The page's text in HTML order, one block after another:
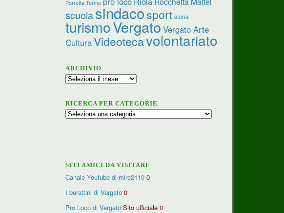
Porretta Terme
scuolasindacosport storia
turismoVergato Vergato Arte
CulturaVideotecavolontariato
ARCHIVIO
Archivio
RICERCA PER CATEGORIE
Ricerca
SITI AMICI DA VISITARE
Canale Youtube di mire2110 0
I burattini di Vergato 0
Pro Loco di Vergato Sito ufficiale 0